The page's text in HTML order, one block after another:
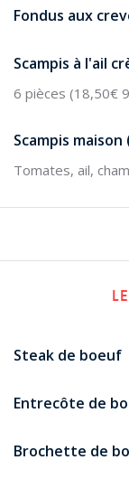
Fondus aux
Scampis à l'ail
6 pièces (18,50€
Scampis
Tomates, ail,
Steak de boeuf
Entrecôte de
Brochette de